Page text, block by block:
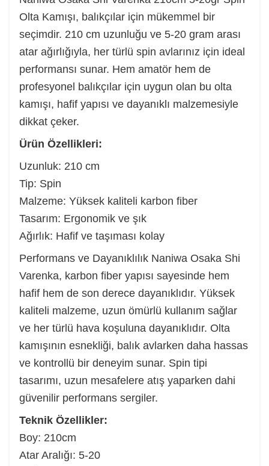
Olta Kamışı, balıkçılar için mükemmel bir
seçimdir. 210 cm uzunluğu ve 5-20 gram arası
atar ağırlığıyla, her türlü spin avlarınız için ideal
performansı sunar. Hem amatör hem de
profesyonel balıkçılar için uygun olan bu olta
kamışı, hafif yapısı ve dayanıklı malzemesiyle
dikkat çeker.
Ürün Özellikleri:
Uzunluk: 210 cm
Tip: Spin
Malzeme: Yüksek kaliteli karbon fiber
Tasarım: Ergonomik ve şık
Ağırlık: Hafif ve taşıması kolay
Performans ve Dayanıklılık Naniwa Osaka Shi
Varenka, karbon fiber yapısı sayesinde hem
hafif hem de son derece dayanıklıdır. Yüksek
kaliteli malzeme, uzun ömürlü kullanım sağlar
ve her türlü hava koşuluna dayanıklıdır. Olta
kamışının esnekliği, balık avlarken daha hassas
ve kontrollü bir deneyim sunar. Spin tipi
tasarımı, uzun mesafelere atış yaparken dahi
güvenilir performans sergiler.
Teknik Özellikler:
Boy: 210cm
Atar Aralığı: 5-20